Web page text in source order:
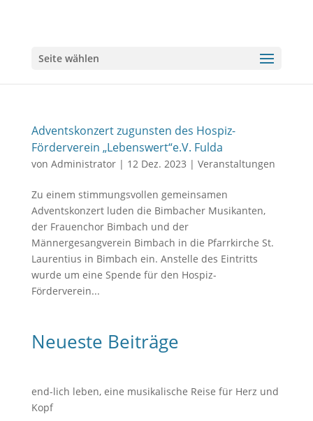
Seite wählen
Adventskonzert zugunsten des Hospiz-
Förderverein „Lebenswert“e.V. Fulda
von Administrator| 12 Dez. 2023 | Veranstaltungen
Zu einem stimmungsvollen gemeinsamen
Adventskonzert luden die Bimbacher Musikanten,
der Frauenchor Bimbach und der
Männergesangverein Bimbach in die Pfarrkirche St.
Laurentius in Bimbach ein. Anstelle des Eintritts
wurde um eine Spende für den Hospiz-
Förderverein...
Neueste Beiträge
end-lich leben, eine musikalische Reise für Herz und
Kopf